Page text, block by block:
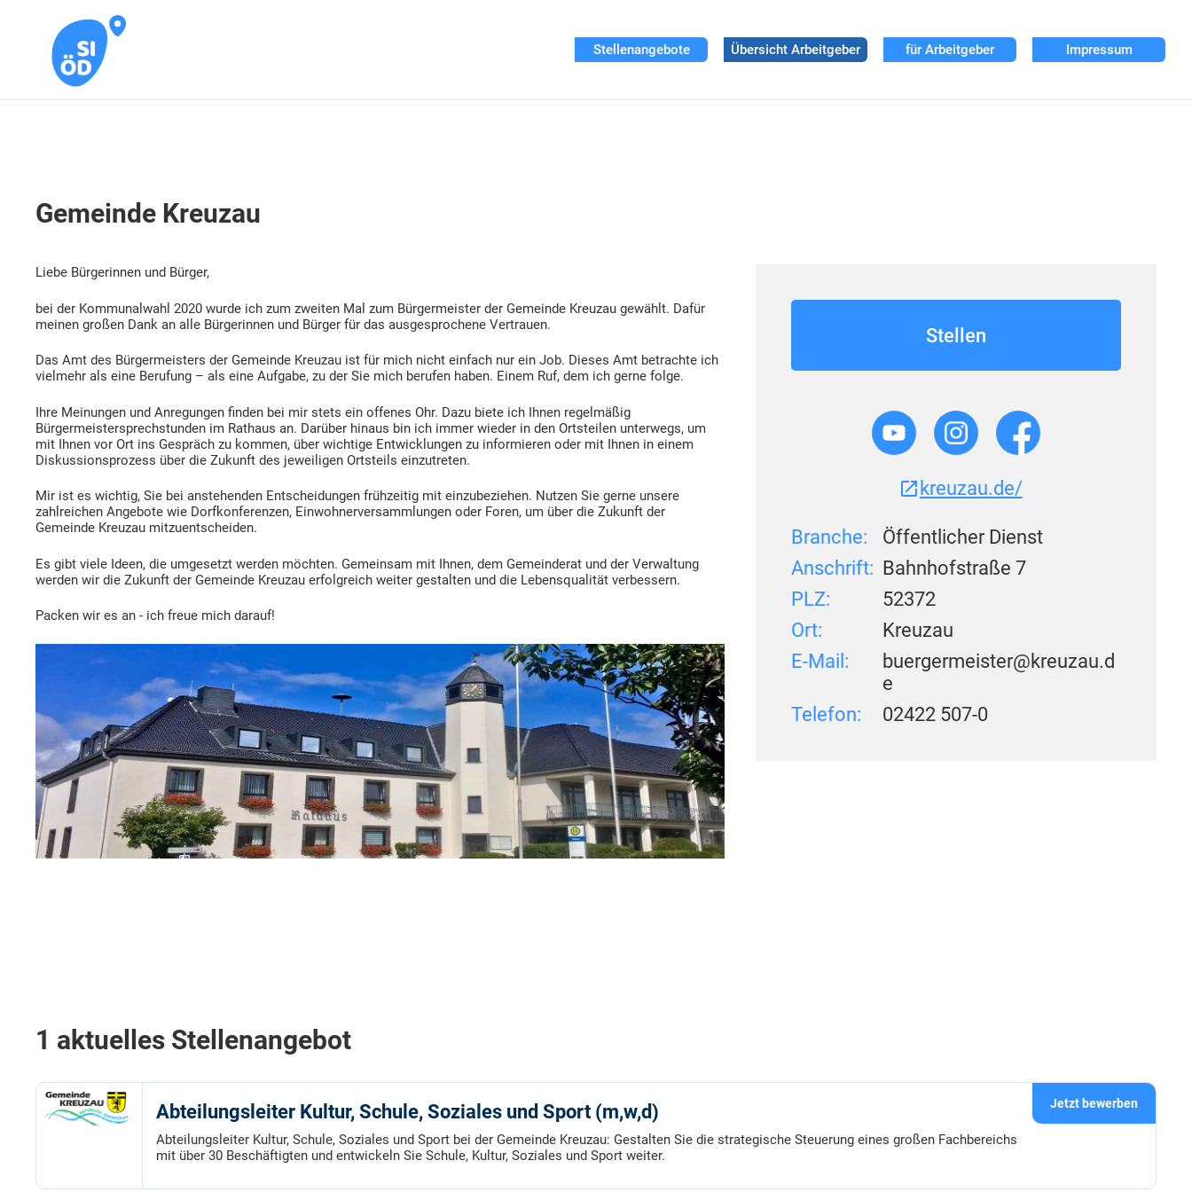
Stellenangebote Übersicht Arbeitgeber für Arbeitgeber Impressum
Gemeinde Kreuzau
Liebe Bürgerinnen und Bürger,
bei der Kommunalwahl 2020 wurde ich zum zweiten Mal zum Bürgermeister der Gemeinde Kreuzau gewählt. Dafür
meinen großen Dank an alle Bürgerinnen und Bürger für das ausgesprochene Vertrauen.
Das Amt des Bürgermeisters der Gemeinde Kreuzau ist für mich nicht einfach nur ein Job. Dieses Amt betrachte ich
vielmehr als eine Berufung – als eine Aufgabe, zu der Sie mich berufen haben. Einem Ruf, dem ich gerne folge.
Ihre Meinungen und Anregungen finden bei mir stets ein offenes Ohr. Dazu biete ich Ihnen regelmäßig
Bürgermeistersprechstunden im Rathaus an. Darüber hinaus bin ich immer wieder in den Ortsteilen unterwegs, um
mit Ihnen vor Ort ins Gespräch zu kommen, über wichtige Entwicklungen zu informieren oder mit Ihnen in einem
Diskussionsprozess über die Zukunft des jeweiligen Ortsteils einzutreten.
Mir ist es wichtig, Sie bei anstehenden Entscheidungen frühzeitig mit einzubeziehen. Nutzen Sie gerne unsere
zahlreichen Angebote wie Dorfkonferenzen, Einwohnerversammlungen oder Foren, um über die Zukunft der
Gemeinde Kreuzau mitzuentscheiden.
Es gibt viele Ideen, die umgesetzt werden möchten. Gemeinsam mit Ihnen, dem Gemeinderat und der Verwaltung
werden wir die Zukunft der Gemeinde Kreuzau erfolgreich weiter gestalten und die Lebensqualität verbessern.
Packen wir es an - ich freue mich darauf!
Stellen
kreuzau.de/
Branche:
Öffentlicher Dienst
Anschrift: Bahnhofstraße 7
PLZ:
52372
Ort:
Kreuzau
E-Mail:
buergermeister@kreuzau.d
e
Telefon:
02422 507-0
1 aktuelles Stellenangebot
Abteilungsleiter Kultur, Schule, Soziales und Sport (m,w,d)
Abteilungsleiter Kultur, Schule, Soziales und Sport bei der Gemeinde Kreuzau: Gestalten Sie die strategische Steuerung eines großen Fachbereichs
mit über 30 Beschäftigten und entwickeln Sie Schule, Kultur, Soziales und Sport weiter.
Jetzt bewerben